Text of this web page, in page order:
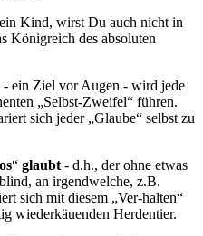
Kind, wirst Du auch nicht in
Königreich des absoluten
ein Ziel vor Augen - wird jede
„Selbst-Zweifel“ führen.
sich jeder „Glaube“ selbst zu
“ glaubt - d.h., der ohne etwas
an irgendwelche, z.B.
sich mit diesem „Ver-halten“
wiederkäuenden Herdentier.